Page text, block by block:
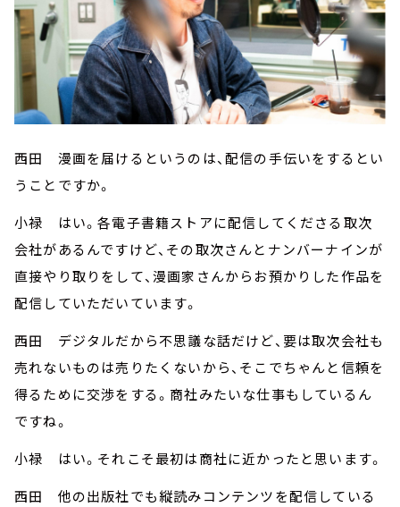
西田 漫画を届けるというのは、配信の手伝いをするとい
うことですか。
小禄 はい。各電子書籍ストアに配信してくださる取次
会社があるんですけど、その取次さんとナンバーナインが
直接やり取りをして、漫画家さんからお預かりした作品を
配信していただいています。
西田 デジタルだから不思議な話だけど、要は取次会社も
売れないものは売りたくないから、そこでちゃんと信頼を
得るために交渉をする。商社みたいな仕事もしているん
ですね。
小禄 はい。それこそ最初は商社に近かったと思います。
西田 他の出版社でも縦読みコンテンツを配信している